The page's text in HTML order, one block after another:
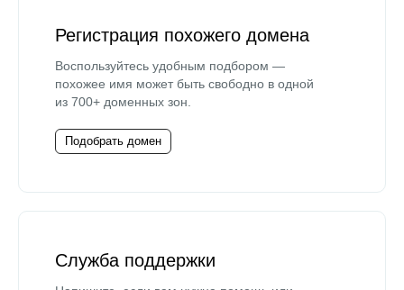
Регистрация похожего домена
Воспользуйтесь удобным подбором —
похожее имя может быть свободно в одной
из 700+ доменных зон.
Подобрать домен
Служба поддержки